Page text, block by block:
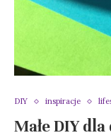
DIY inspiracje
Małe DIY